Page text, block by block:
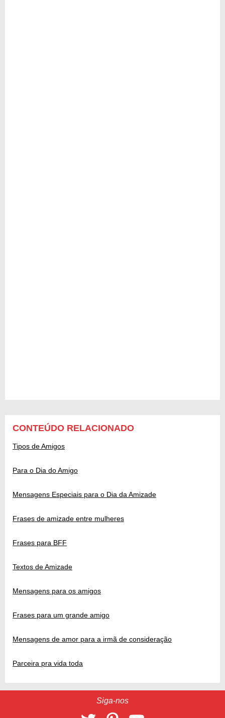
CONTEÚDO RELACIONADO
Tipos de Amigos
Para o Dia do Amigo
Mensagens Especiais para o Dia da Amizade
Frases de amizade entre mulheres
Frases para BFF
Textos de Amizade
Mensagens para os amigos
Frases para um grande amigo
Mensagens de amor para a irmã de consideração
Parceira pra vida toda
Siga-nos